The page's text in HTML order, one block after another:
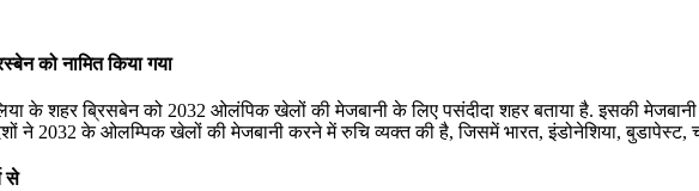
को नामित किया गया
के शहर ब्रिसबेन को 2032 ओलंपिक खेलों की मेजबानी के लिए पसंदीदा शहर बताया है. इसकी
ने 2032 के ओलम्पिक खेलों की मेजबानी करने में रुचि व्यक्त की है, जिसमें भारत, इंडोनेशिया, बुडापेस्ट,
से